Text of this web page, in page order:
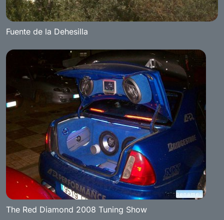
Fuente de la Dehesilla
The Red Diamond 2008 Tuning Show